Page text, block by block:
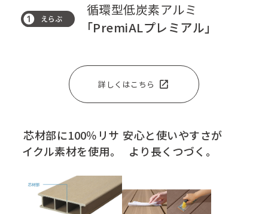
循環型低炭素アルミ
「PremiALプレミアル」
芯材部に100％リサ
イクル素材を使用。
安心と使いやすさが
より長くつづく。
詳しくはこちら open_in_new